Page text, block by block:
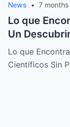
News • 7
Lo que
Un
Dejó a los
Lo que
Científicos Sin